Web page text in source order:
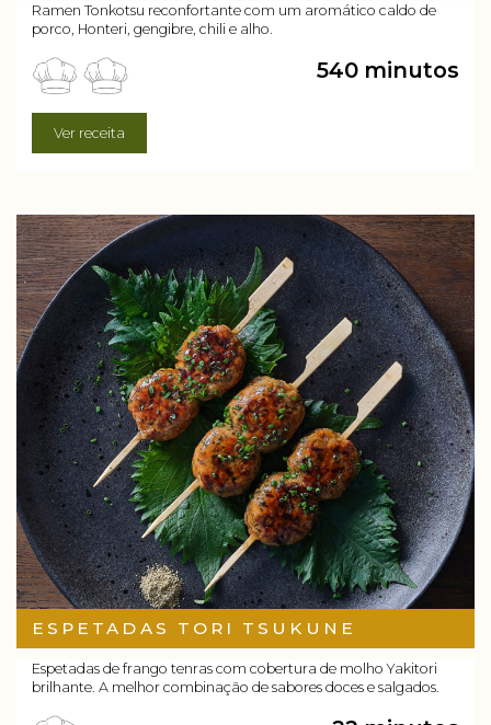
Ramen Tonkotsu reconfortante com um aromático caldo de
porco, Honteri, gengibre, chili e alho.
540 minutos
Ver receita
ESPETADAS TORI TSUKUNE
Espetadas de frango tenras com cobertura de molho Yakitori
brilhante. A melhor combinação de sabores doces e salgados.